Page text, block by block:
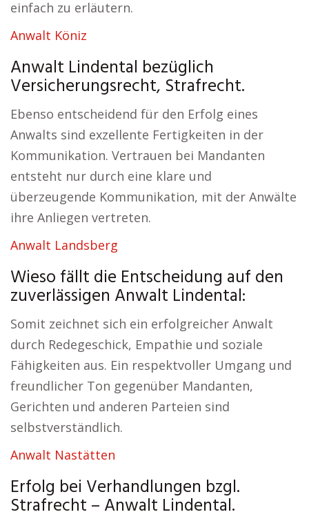
einfach zu erläutern.
Anwalt Köniz
Anwalt Lindental bezüglich
Versicherungsrecht, Strafrecht.
Ebenso entscheidend für den Erfolg eines
Anwalts sind exzellente Fertigkeiten in der
Kommunikation. Vertrauen bei Mandanten
entsteht nur durch eine klare und
überzeugende Kommunikation, mit der Anwälte
ihre Anliegen vertreten.
Anwalt Landsberg
Wieso fällt die Entscheidung auf den
zuverlässigen Anwalt Lindental:
Somit zeichnet sich ein erfolgreicher Anwalt
durch Redegeschick, Empathie und soziale
Fähigkeiten aus. Ein respektvoller Umgang und
freundlicher Ton gegenüber Mandanten,
Gerichten und anderen Parteien sind
selbstverständlich.
Anwalt Nastätten
Erfolg bei Verhandlungen bzgl.
Strafrecht – Anwalt Lindental.